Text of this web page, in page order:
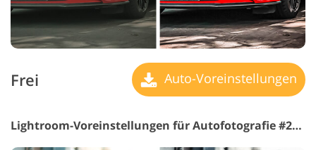
Frei Auto-Voreinstellungen
Lightroom-Voreinstellungen für Autofotografie #23 "Faded"